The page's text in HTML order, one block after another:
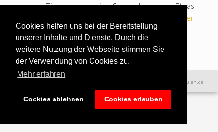
Cookies helfen uns bei der Bereitstellung
unserer Inhalte und Dienste. Durch die
weitere Nutzung der Webseite stimmen Sie
der Verwendung von Cookies zu.
Mehr erfahren
Cookies ablehnen Cookies erlauben
Tipps, wie man einer Suppe das gewisse Etwas
… weiter
lesen
Haftungsausschluss|Impressum &
©2016 www.excellence-kochschulen.de